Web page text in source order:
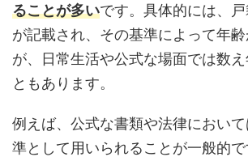
ることが多いです。具体的には、
が記載され、その基準によって年
が、日常生活や公式な場面では数
ともあります。
例えば、公式な書類や法律におい
準として用いられることが一般的